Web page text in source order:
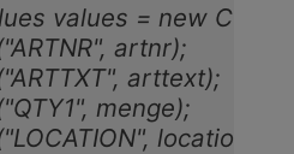
values = new
artnr);
arttext);
menge);
location);